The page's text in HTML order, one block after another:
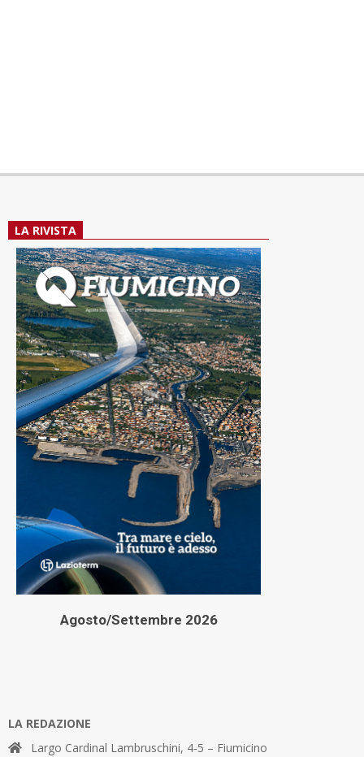
LA RIVISTA
Agosto/Settembre 2026
LA REDAZIONE
Largo Cardinal Lambruschini, 4-5 – Fiumicino